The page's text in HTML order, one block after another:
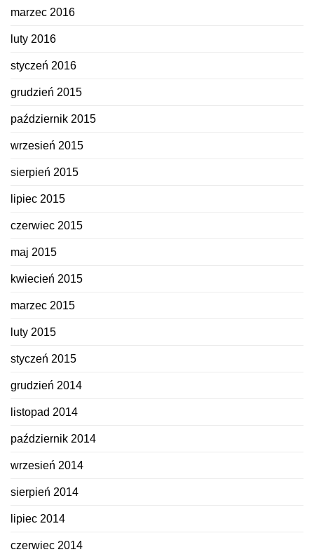
marzec 2016
luty 2016
styczeń 2016
grudzień 2015
październik 2015
wrzesień 2015
sierpień 2015
lipiec 2015
czerwiec 2015
maj 2015
kwiecień 2015
marzec 2015
luty 2015
styczeń 2015
grudzień 2014
listopad 2014
październik 2014
wrzesień 2014
sierpień 2014
lipiec 2014
czerwiec 2014